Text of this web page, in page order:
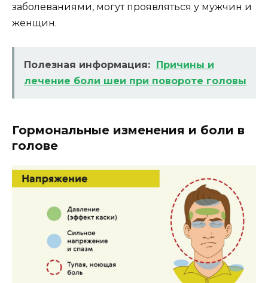
заболеваниями, могут проявляться у мужчин и
женщин.
Полезная информация: Причины и
лечение боли шеи при повороте головы
Гормональные изменения и боли в
голове